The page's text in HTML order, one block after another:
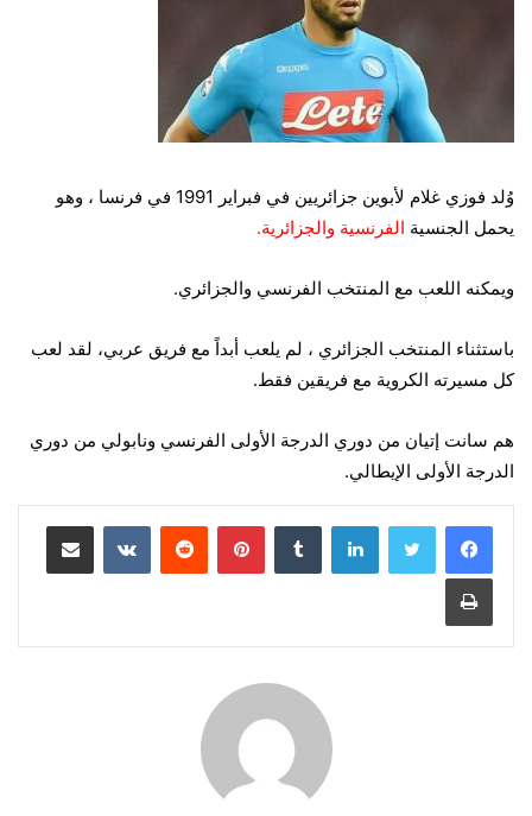
وُلد فوزي غلام لأبوين جزائريين في فبراير 1991 في فرنسا ، وهو
يحمل الجنسية الفرنسية والجزائرية.
ويمكنه اللعب مع المنتخب الفرنسي والجزائري.
باستثناء المنتخب الجزائري ، لم يلعب أبداً مع فريق عربي، لقد لعب
كل مسيرته الكروية مع فريقين فقط.
هم سانت إتيان من دوري الدرجة الأولى الفرنسي ونابولي من دوري
الدرجة الأولى الإيطالي.
لينكدإن بينتيريست